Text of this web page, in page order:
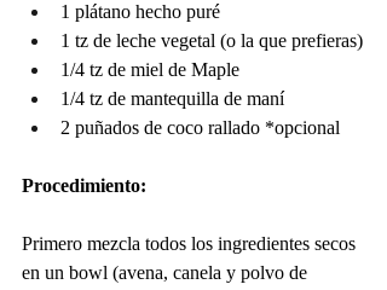
1 plátano hecho puré
1 tz de leche vegetal (o la que prefieras)
1/4 tz de miel de Maple
1/4 tz de mantequilla de maní
2 puñados de coco rallado *opcional
Procedimiento:
Primero mezcla todos los ingredientes secos
en un bowl (avena, canela y polvo de